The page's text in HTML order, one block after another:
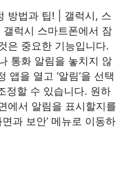
방법과 팁! | 갤럭시, 스
럭시 스마트폰에서 잠
은 중요한 기능입니다.
통화 알림을 놓치지 않
앱을 열고 ‘알림’을 선택
정할 수 있습니다. 원하
에서 알림을 표시할지를
과 보안’ 메뉴로 이동하